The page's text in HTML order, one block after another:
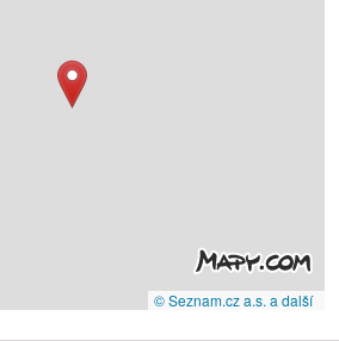
© Seznam.cz a.s. a další